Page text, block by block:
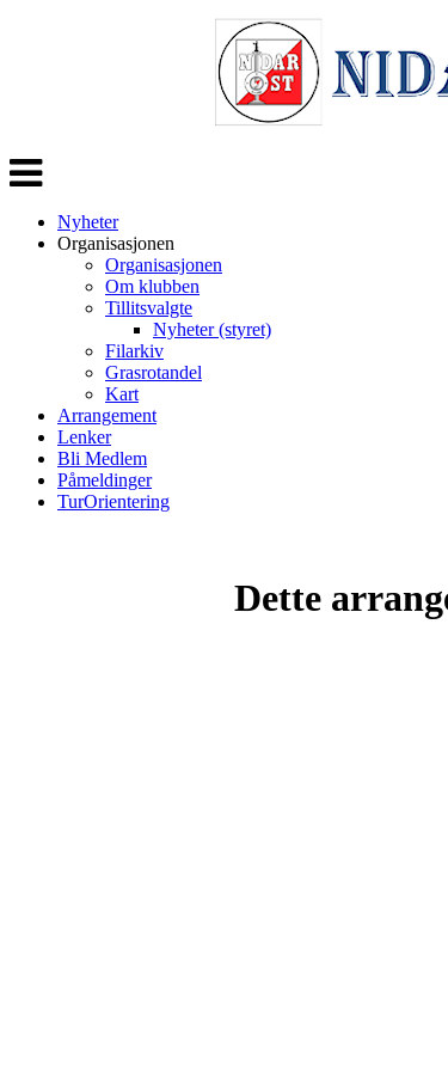
Veksle
navigasjon
Nyheter
Organisasjonen
Organisasjonen
Om klubben
Tillitsvalgte
Nyheter (styret)
Filarkiv
Grasrotandel
Kart
Arrangement
Lenker
Bli Medlem
Påmeldinger
TurOrientering
Dette